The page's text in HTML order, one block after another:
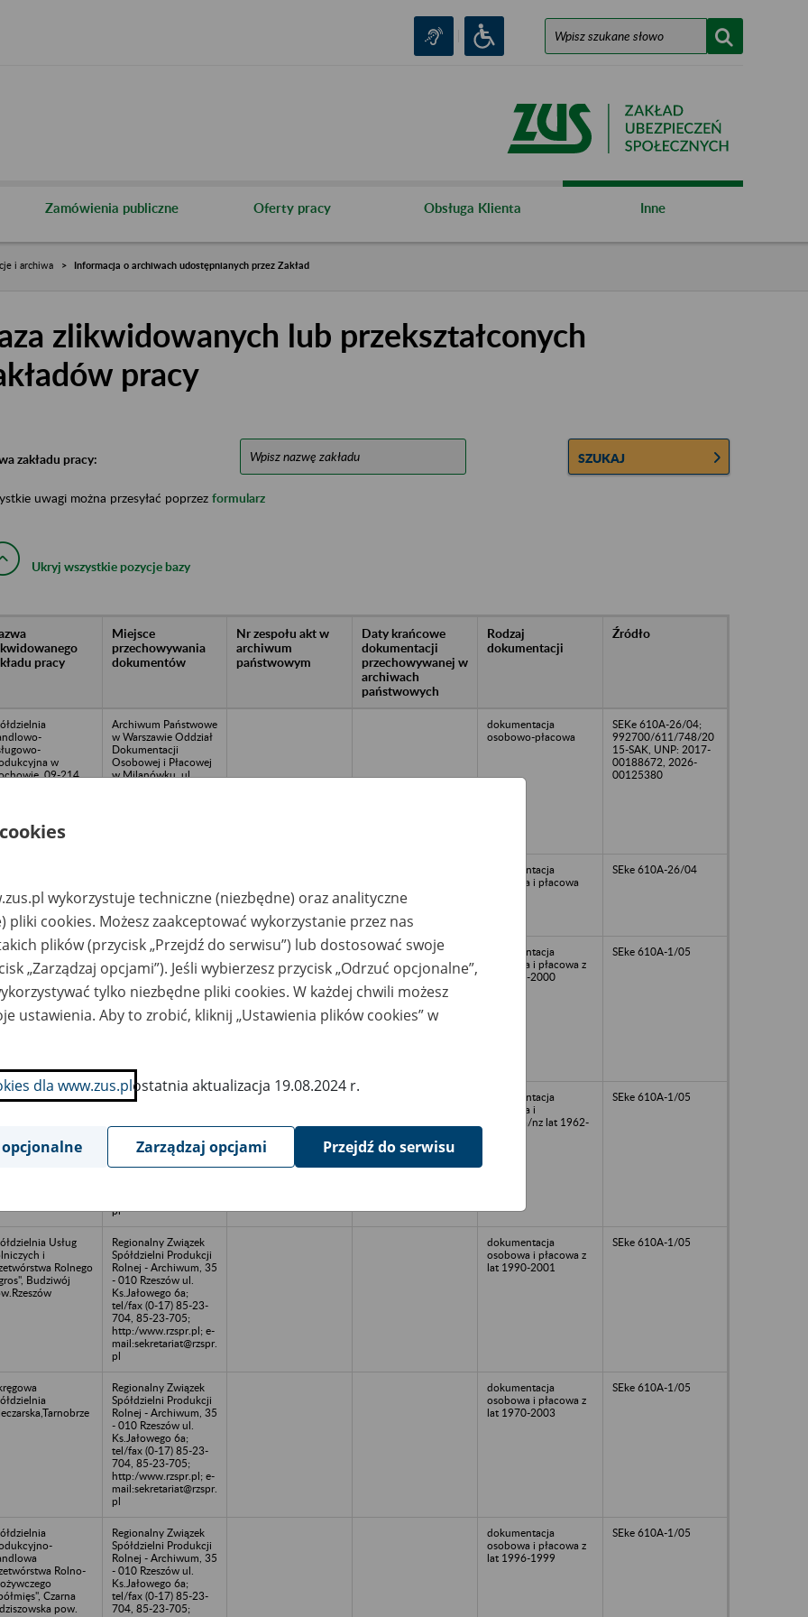
Zamówienia publiczne Oferty pracy Obsługa Klienta Inne
i archiwa Informacja o archiwach udostępnianych przez Zakład
zlikwidowanych lub przekształconych
pracy
zakładu pracy: SZUKAJ
uwagi można przesyłać poprzez formularz
Ukryj wszystkie pozycje bazy
pracy
Miejsce
przechowywania
dokumentów
Nr zespołu akt w
archiwum
państwowym
Daty krańcowe
dokumentacji
przechowywanej w
archiwach
państwowych
Rodzaj
dokumentacji
Źródło
w
09-214
Archiwum Państwowe
w Warszawie Oddział
Dokumentacji
Osobowej i Płacowej
w Milanówku, ul.
dokumentacja
osobowo-płacowa
SEKe 610A-26/04;
992700/611/748/20
15-SAK, UNP: 2017-
00188672, 2026-
00125380
Akt Sp. z o.o., ul.
Narutowicza 39, 99-
300 Kutno
dokumentacja
osobowa i płacowa
SEke 610A-26/04
Spółdzielnia
Cetula
Jarosław
Regionalny Związek
Spółdzielni Produkcji
Rolnej - Archiwum, 35
- 010 Rzeszów ul.
Ks.Jałowego 6a;
tel/fax (0-17) 85-23-
704, 85-23-705;
dokumentacja
osobowa i płacowa z
lat 1975-2000
SEke 610A-1/05
Wspólna
Regionalny Związek
Ks.Jałowego 6a;
tel/fax (0-17) 85-23-
pl
dokumentacja
osobowa i
płacowa/nz lat 1962-
SEke 610A-1/05
Usług
i
Rolnego
Budziwój
Regionalny Związek
Spółdzielni Produkcji
Rolnej - Archiwum, 35
- 010 Rzeszów ul.
Ks.Jałowego 6a;
tel/fax (0-17) 85-23-
704, 85-23-705;
http:/www.rzspr.pl; e-
mail:sekretariat@rzspr.
pl
dokumentacja
osobowa i płacowa z
lat 1990-2001
SEke 610A-1/05
Regionalny Związek
Spółdzielni Produkcji
Rolnej - Archiwum, 35
- 010 Rzeszów ul.
Ks.Jałowego 6a;
tel/fax (0-17) 85-23-
704, 85-23-705;
http:/www.rzspr.pl; e-
mail:sekretariat@rzspr.
pl
dokumentacja
osobowa i płacowa z
lat 1970-2003
SEke 610A-1/05
Rolno-
Czarna
pow.
Regionalny Związek
Spółdzielni Produkcji
Rolnej - Archiwum, 35
- 010 Rzeszów ul.
Ks.Jałowego 6a;
tel/fax (0-17) 85-23-
704, 85-23-705;
dokumentacja
osobowa i płacowa z
lat 1996-1999
SEke 610A-1/05
wykorzystuje techniczne (niezbędne) oraz analityczne
pliki cookies. Możesz zaakceptować wykorzystanie przez nas
plików (przycisk „Przejdź do serwisu”) lub dostosować swoje
„Zarządzaj opcjami”). Jeśli wybierzesz przycisk „Odrzuć opcjonalne”,
tylko niezbędne pliki cookies. W każdej chwili możesz
ustawienia. Aby to zrobić, kliknij „Ustawienia plików cookies” w
dla www.zus.plostatnia aktualizacja 19.08.2024 r.
Zarządzaj opcjami Przejdź do serwisu